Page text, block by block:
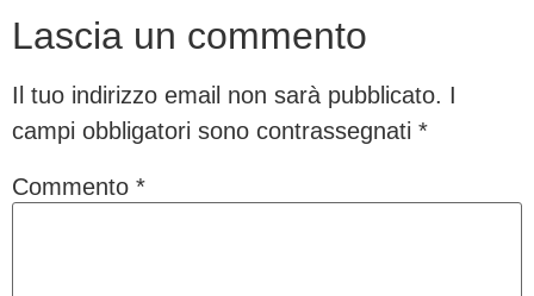
Lascia un commento
Il tuo indirizzo email non sarà pubblicato. I
campi obbligatori sono contrassegnati *
Commento *